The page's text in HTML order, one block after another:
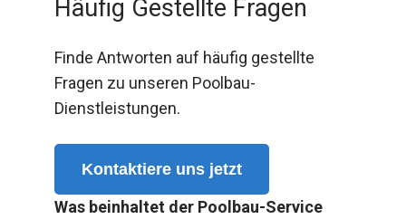
Häufig Gestellte Fragen
Finde Antworten auf häufig gestellte
Fragen zu unseren Poolbau-
Dienstleistungen.
Kontaktiere uns jetzt
Was beinhaltet der Poolbau-Service